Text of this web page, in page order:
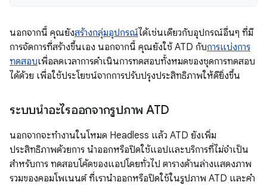
นอกจากนี้ คุณยังสร้างกลุ่มอุปกรณ์ได้เช่นเดียวกับอุปกรณ์อื่นๆ ที่มี
การจัดการที่สร้างขึ้นเอง นอกจากนี้ คุณยังใช้ ATD กับการแบ่งการ
ทดสอบเพื่อลดเวลาการดำเนินการทดสอบทั้งหมดของชุดการทดสอบ
ได้ด้วย เพื่อใช้ประโยชน์จากการปรับปรุงประสิทธิภาพให้ดียิ่งขึ้น
ระบบนำอะไรออกจากรูปภาพ ATD
นอกจากจะทำงานในโหมด Headless แล้ว ATD ยังเพิ่ม
ประสิทธิภาพด้วยการ นำออกหรือปิดใช้แอปและบริการที่ไม่จำเป็น
สำหรับการ ทดสอบโค้ดของแอปโดยทั่วไป ตารางด้านล่างแสดงภาพ
รวมของคอมโพเนนต์ ที่เรานำออกหรือปิดใช้ในรูปภาพ ATD และคำ